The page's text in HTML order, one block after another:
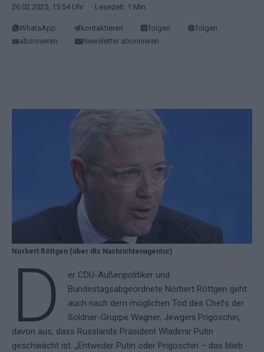
26.02.2025, 15:54 Uhr
· Lesezeit: 1 Min.
WhatsApp kontaktieren folgen
folgen
abonnieren
Newsletter abonnieren
Norbert Röttgen (über dts Nachrichtenagentur)
D
er CDU-Außenpolitiker und
Bundestagsabgeordnete Norbert Röttgen geht
auch nach dem möglichen Tod des Chefs der
Söldner-Gruppe Wagner, Jewgeni Prigoschin,
davon aus, dass Russlands Präsident Wladimir Putin
geschwächt ist. „Entweder Putin oder Prigoschin – das blieb